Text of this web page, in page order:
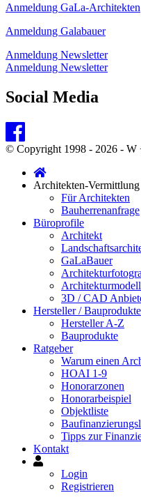
Anmeldung GaLa-Architekten
Anmeldung Galabauer
Anmeldung Newsletter
Anmeldung Newsletter
Social Media
© Copyright 1998 - 2026 - W
Architekten-Vermittlung
Für Architekten
Bauherrenanfrage
Büroprofile
Architekt
GaLaBauer
3D / CAD
Hersteller / Bauprodukte
Hersteller A-Z
Bauprodukte
Ratgeber
Warum einen
HOAI 1-9
Honorarzonen
Honorarbeispiel
Objektliste
Tipps zur
Kontakt
Mein
KontoLogin
Registrieren